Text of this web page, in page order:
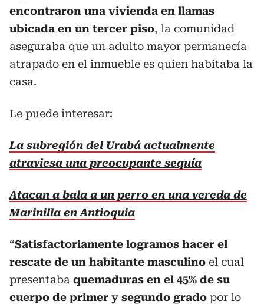
encontraron una vivienda en llamas
ubicada en un tercer piso, la comunidad
aseguraba que un adulto mayor permanecía
atrapado en el inmueble es quien habitaba la
casa.
Le puede interesar:
La subregión del Urabá actualmente
atraviesa una preocupante sequía
Atacan a bala a un perro en una vereda de
Marinilla en Antioquia
“Satisfactoriamente logramos hacer el
rescate de un habitante masculino el cual
presentaba quemaduras en el 45% de su
cuerpo de primer y segundo grado por lo